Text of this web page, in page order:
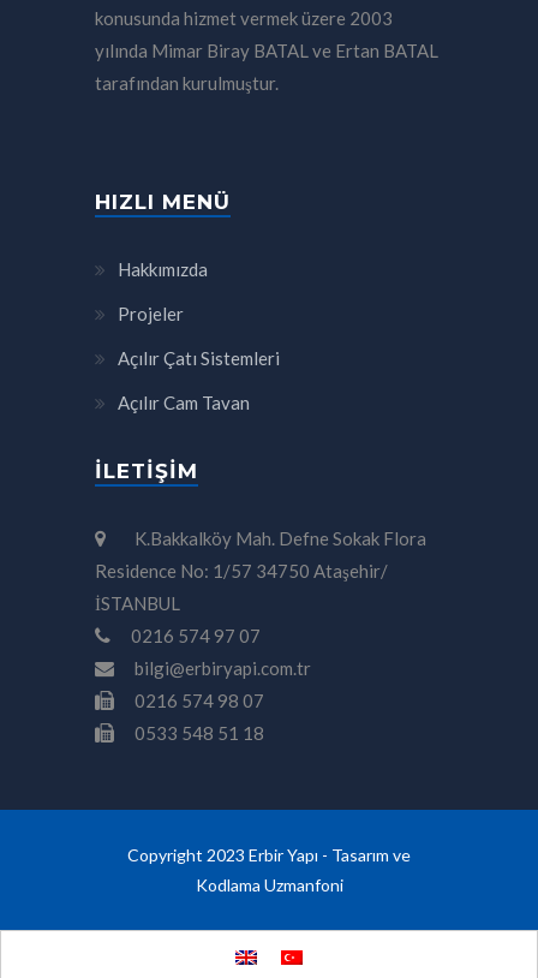
konusunda hizmet vermek üzere 2003
yılında Mimar Biray BATAL ve Ertan BATAL
tarafından kurulmuştur.
HIZLI MENÜ
Hakkımızda
Projeler
Açılır Çatı Sistemleri
Açılır Cam Tavan
İLETIŞIM
K.Bakkalköy Mah. Defne Sokak Flora
Residence No: 1/57 34750 Ataşehir/
İSTANBUL
0216 574 97 07
bilgi@erbiryapi.com.tr
0216 574 98 07
0533 548 51 18
Copyright 2023 Erbir Yapı - Tasarım ve
Kodlama Uzmanfoni